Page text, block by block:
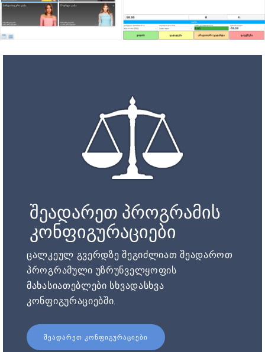
შეადარეთ პროგრამის
კონფიგურაციები
ცალკეულ გვერდზე შეგიძლიათ შეადაროთ
პროგრამული უზრუნველყოფის
მახასიათებლები სხვადასხვა
კონფიგურაციებში.
ᲨᲔᲐᲓᲐᲠᲔᲗ ᲙᲝᲜᲤᲘᲒᲣᲠᲐᲪᲘᲔᲑᲘ